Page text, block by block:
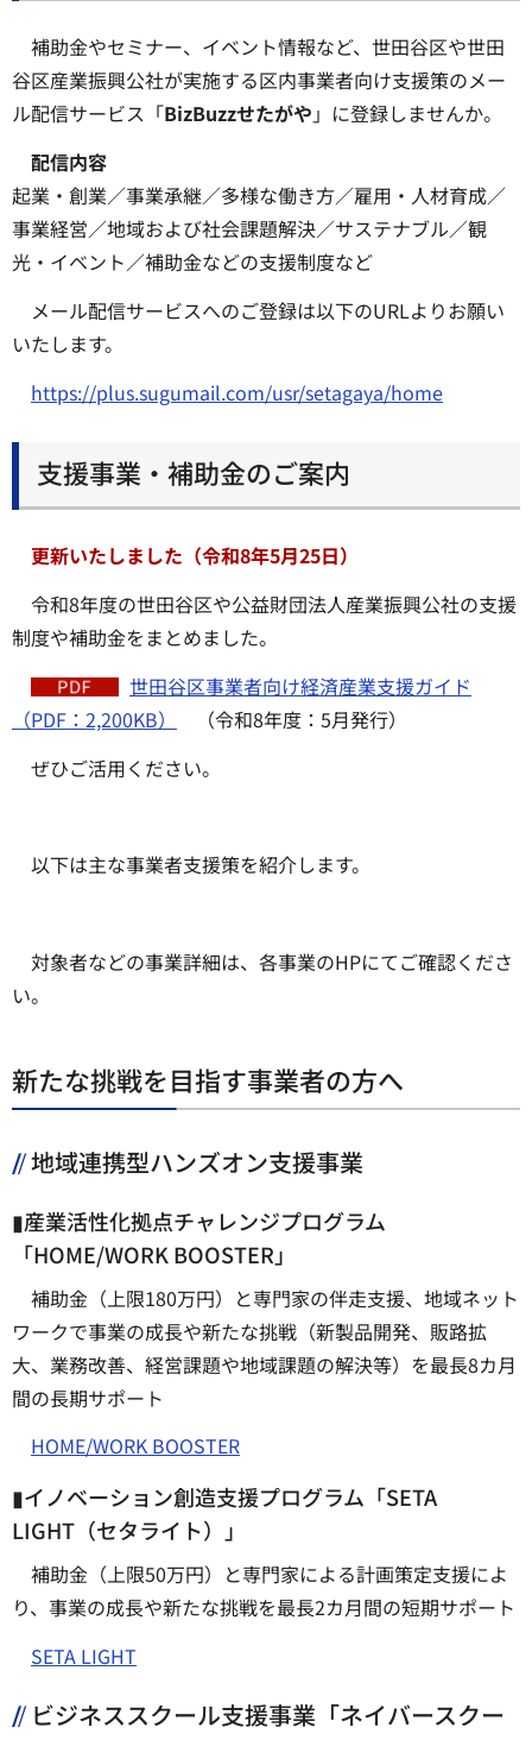
補助金やセミナー、イベント情報など、世田谷区や世田
谷区産業振興公社が実施する区内事業者向け支援策のメー
ル配信サービス「BizBuzzせたがや 」に登録しませんか。
配信内容
起業・創業／事業承継／多様な働き方／雇用・人材育成／
事業経営／地域および社会課題解決／サステナブル／観
光・イベント／補助金などの支援制度など
メール配信サービスへのご登録は以下のURLよりお願い
いたします。
https://plus.sugumail.com/usr/setagaya/home
支援事業・補助金のご案内
更新いたしました（令和8年5月25日）
令和8年度の世田谷区や公益財団法人産業振興公社の支援
制度や補助金をまとめました。
世田谷区事業者向け経済産業支援ガイド
（PDF：2,200KB）
（令和8年度：5月発行）
ぜひご活用ください。
以下は主な事業者支援策を紹介します。
対象者などの事業詳細は、各事業のHPにてご確認くださ
い。
新たな挑戦を目指す事業者の方へ
地域連携型ハンズオン支援事業
▮産業活性化拠点チャレンジプログラム
「HOME/WORK BOOSTER」
補助金（上限180万円）と専門家の伴走支援、地域ネット
ワークで事業の成長や新たな挑戦（新製品開発、販路拡
大、業務改善、経営課題や地域課題の解決等）を最長8カ月
間の長期サポート
HOME/WORK BOOSTER
▮イノベーション創造支援プログラム「SETA
LIGHT（セタライト）」
補助金（上限50万円）と専門家による計画策定支援によ
り、事業の成長や新たな挑戦を最長2カ月間の短期サポート
SETA LIGHT
ビジネススクール支援事業「ネイバースクー